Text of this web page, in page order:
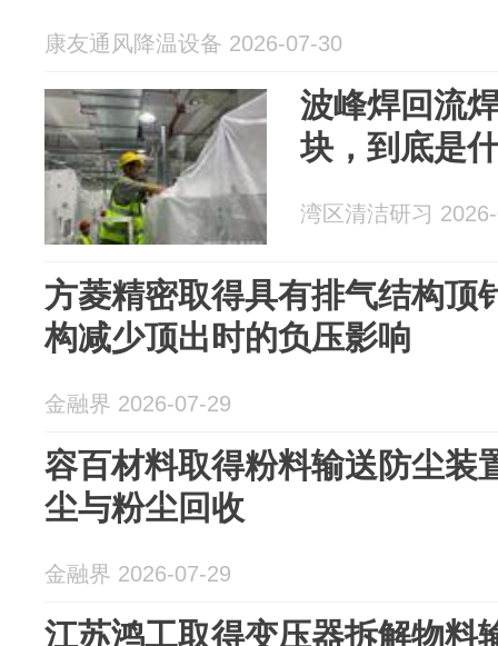
康友通风降温设备 2026-07-30
波峰焊回流
块，到底是
湾区清洁研习
方菱精密取得具有排气结构顶
构减少顶出时的负压影响
金融界 2026-07-29
容百材料取得粉料输送防尘装
尘与粉尘回收
金融界 2026-07-29
江苏鸿工取得变压器拆解物料